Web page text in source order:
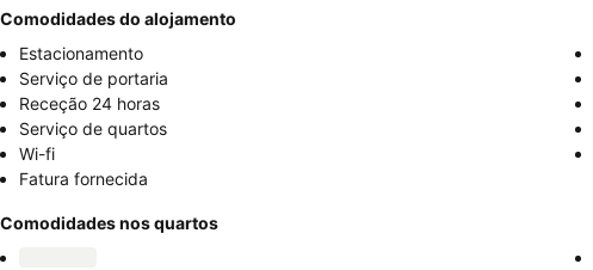
Comodidades do alojamento
Estacionamento
Serviço de portaria
Receção 24 horas
Serviço de quartos
Wi-fi
Fatura fornecida
Comodidades nos quartos